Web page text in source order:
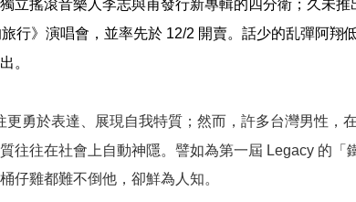
立搖滾音樂人李志與甫發行新專輯的四分衛；久未推
行》演唱會，並率先於 12/2 開賣。話少的乱彈阿翔
。
勇於表達、展現自我特質；然而， 許多台灣男性，
往往在社會上自動神隱。譬如為第一屆 Legacy 的 「
仔雞都難不倒他，卻鮮為人知。